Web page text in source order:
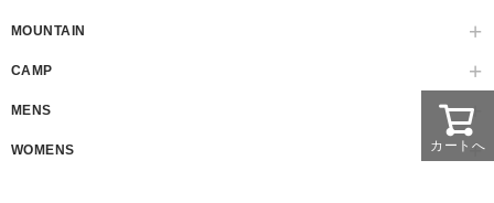
MOUNTAIN
CAMP
MENS
WOMENS カートへ